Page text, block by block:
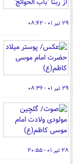
۲۹ تیر ۰۱ - ۰۸:۴۲
۲۹ تیر ۰۱ - ۰۸:۳۶
۲۸ تیر ۰۱ - ۲۰:۵۵